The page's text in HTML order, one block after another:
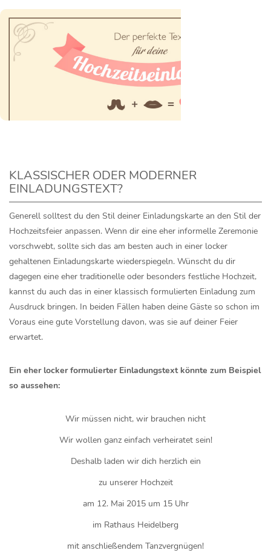
KLASSISCHER ODER MODERNER
EINLADUNGSTEXT?
Generell solltest du den Stil deiner Einladungskarte an den Stil der
Hochzeitsfeier anpassen. Wenn dir eine eher informelle Zeremonie
vorschwebt, sollte sich das am besten auch in einer locker
gehaltenen Einladungskarte wiederspiegeln. Wünscht du dir
dagegen eine eher traditionelle oder besonders festliche Hochzeit,
kannst du auch das in einer klassisch formulierten Einladung zum
Ausdruck bringen. In beiden Fällen haben deine Gäste so schon im
Voraus eine gute Vorstellung davon, was sie auf deiner Feier
erwartet.
Ein eher locker formulierter Einladungstext könnte zum Beispiel
so aussehen:
Wir müssen nicht, wir brauchen nicht
Wir wollen ganz einfach verheiratet sein!
Deshalb laden wir dich herzlich ein
zu unserer Hochzeit
am 12. Mai 2015 um 15 Uhr
im Rathaus Heidelberg
mit anschließendem Tanzvergnügen!